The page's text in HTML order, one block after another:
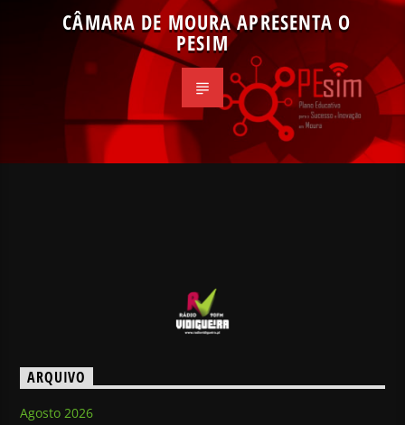
CÂMARA DE MOURA APRESENTA O
PESIM
ARQUIVO
Agosto 2026